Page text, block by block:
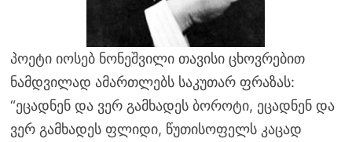
პოეტი იოსებ ნონეშვილი თავისი ცხოვრებით
ნამდვილად ამართლებს საკუთარ ფრაზას:
“ეცადნენ და ვერ გამხადეს ბოროტი, ეცადნენ და
ვერ გამხადეს ფლიდი, წუთისოფელს კაცად